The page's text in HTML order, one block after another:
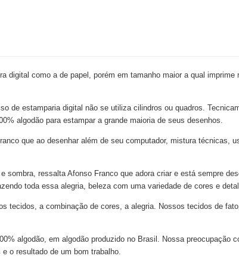
digital como a de papel, porém em tamanho maior a qual
de estamparia digital não se utiliza cilindros ou quadros.
algodão para estampar a grande maioria de seus desenhos.
que ao desenhar além de seu computador, mistura técnicas,
sombra, ressalta Afonso Franco que adora criar e está sempre
toda essa alegria, beleza com uma variedade de cores e
tecidos, a combinação de cores, a alegria. Nossos tecidos de
algodão, em algodão produzido no Brasil. Nossa preocupação
o resultado de um bom trabalho.